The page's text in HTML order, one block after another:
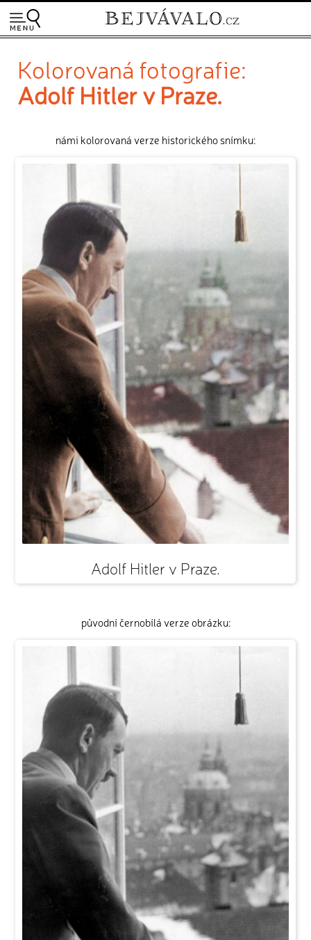
Kolorovaná fotografie:
Adolf Hitler v Praze.
námi kolorovaná verze historického snímku:
Adolf Hitler v Praze.
původní černobílá verze obrázku: